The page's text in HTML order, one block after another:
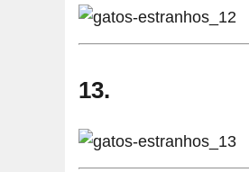
13.